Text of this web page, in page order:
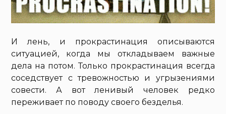
И лень, и прокрастинация описываются
ситуацией, когда мы откладываем важные
дела на потом. Только прокрастинация всегда
соседствует с тревожностью и угрызениями
совести. А вот ленивый человек редко
переживает по поводу своего безделья.